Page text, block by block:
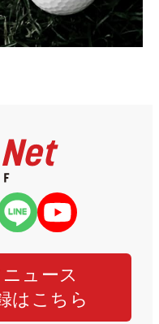
ュース
はこちら